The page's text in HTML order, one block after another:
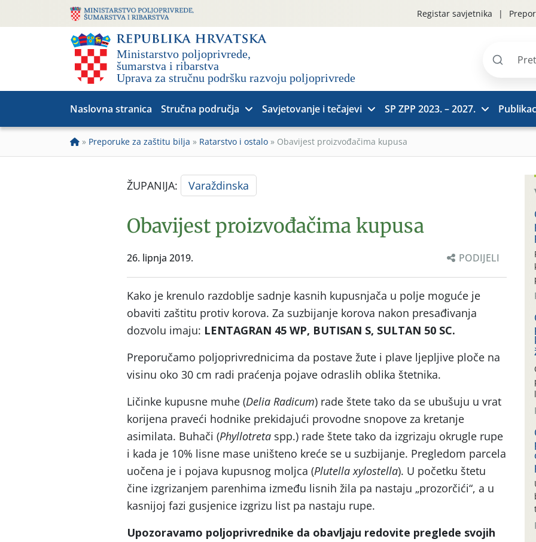
Registar savjetnika
Pretraži
Naslovna stranica Stručna područja Savjetovanje i tečajevi SP ZPP 2023. – 2027.
» Preporuke za zaštitu bilja » Ratarstvo i ostalo » Obavijest proizvođačima kupusa
ŽUPANIJA: Varaždinska
Obavijest proizvođačima kupusa
26. lipnja 2019. PODIJELI
Kako je krenulo razdoblje sadnje kasnih kupusnjača u polje moguće je
obaviti zaštitu protiv korova. Za suzbijanje korova nakon presađivanja
dozvolu imaju: LENTAGRAN 45 WP, BUTISAN S, SULTAN 50 SC.
Preporučamo poljoprivrednicima da postave žute i plave ljepljive ploče na
visinu oko 30 cm radi praćenja pojave odraslih oblika štetnika.
Ličinke kupusne muhe (Delia Radicum) rade štete tako da se ubušuju u vrat
korijena praveći hodnike prekidajući provodne snopove za kretanje
asimilata. Buhači (Phyllotreta spp.) rade štete tako da izgrizaju okrugle rupe
i kada je 10% lisne mase uništeno kreće se u suzbijanje. Pregledom parcela
uočena je i pojava kupusnog moljca (Plutella xylostella). U početku štetu
čine izgrizanjem parenhima između lisnih žila pa nastaju „prozorčići“, a u
kasnijoj fazi gusjenice izgrizu list pa nastaju rupe.
Upozoravamo poljoprivrednike da obavljaju redovite preglede svojih